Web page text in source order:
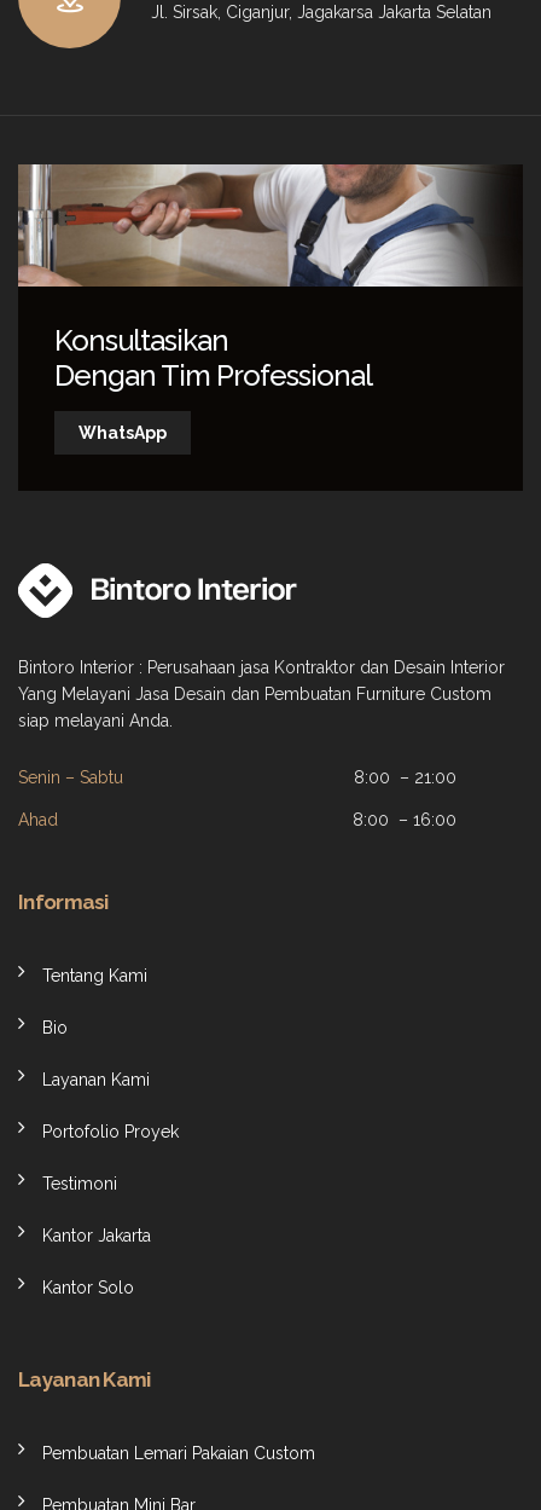
Jl. Sirsak, Ciganjur, Jagakarsa Jakarta Selatan
Konsultasikan
Dengan Tim Professional
WhatsApp
Bintoro Interior : Perusahaan jasa Kontraktor dan Desain Interior
Yang Melayani Jasa Desain dan Pembuatan Furniture Custom
siap melayani Anda.
Senin – Sabtu 8:00 – 21:00
Ahad 8:00 – 16:00
Informasi
Tentang Kami
Bio
Layanan Kami
Portofolio Proyek
Testimoni
Kantor Jakarta
Kantor Solo
Layanan Kami
Pembuatan Lemari Pakaian Custom
Pembuatan Mini Bar